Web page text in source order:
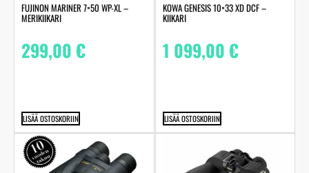
FUJINON MARINER 7×50 WP-XL –
MERIKIIKARI
299,00€
LISÄÄ OSTOSKORIIN
KOWA GENESIS 10×33 XD DCF –
KIIKARI
1 099,00€
LISÄÄ OSTOSKORIIN